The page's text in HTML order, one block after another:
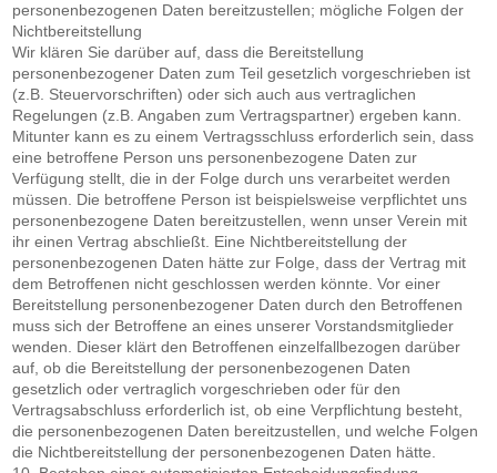
personenbezogenen Daten bereitzustellen; mögliche Folgen der
Nichtbereitstellung
Wir klären Sie darüber auf, dass die Bereitstellung
personenbezogener Daten zum Teil gesetzlich vorgeschrieben ist
(z.B. Steuervorschriften) oder sich auch aus vertraglichen
Regelungen (z.B. Angaben zum Vertragspartner) ergeben kann.
Mitunter kann es zu einem Vertragsschluss erforderlich sein, dass
eine betroffene Person uns personenbezogene Daten zur
Verfügung stellt, die in der Folge durch uns verarbeitet werden
müssen. Die betroffene Person ist beispielsweise verpflichtet uns
personenbezogene Daten bereitzustellen, wenn unser Verein mit
ihr einen Vertrag abschließt. Eine Nichtbereitstellung der
personenbezogenen Daten hätte zur Folge, dass der Vertrag mit
dem Betroffenen nicht geschlossen werden könnte. Vor einer
Bereitstellung personenbezogener Daten durch den Betroffenen
muss sich der Betroffene an eines unserer Vorstandsmitglieder
wenden. Dieser klärt den Betroffenen einzelfallbezogen darüber
auf, ob die Bereitstellung der personenbezogenen Daten
gesetzlich oder vertraglich vorgeschrieben oder für den
Vertragsabschluss erforderlich ist, ob eine Verpflichtung besteht,
die personenbezogenen Daten bereitzustellen, und welche Folgen
die Nichtbereitstellung der personenbezogenen Daten hätte.